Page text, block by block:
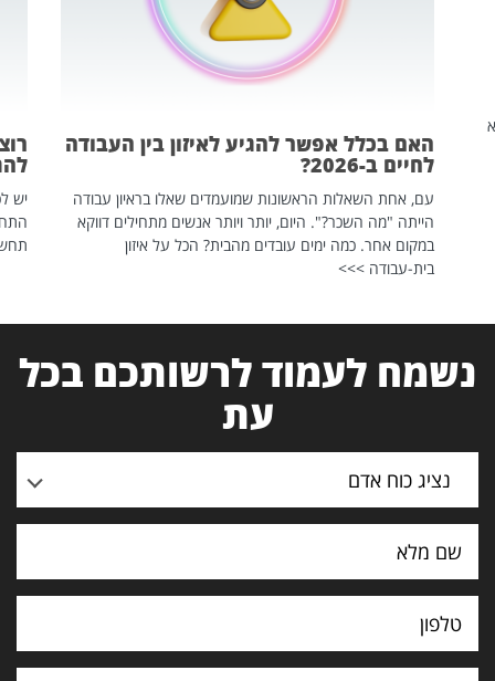
האם בכלל אפשר להגיע לאיזון בין העבודה
לחיים ב-2026?
עם, אחת השאלות הראשונות שמועמדים שאלו בראיון עבודה
הייתה "מה השכר?". היום, יותר ויותר אנשים מתחילים דווקא
במקום אחר. כמה ימים עובדים מהבית? הכל על איזון
בית-עבודה >>>
יש
נשמח לעמוד לרשותכם בכל
עת
נציג כוח אדם